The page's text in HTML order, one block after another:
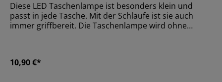
Diese LED Taschenlampe ist besonders klein und
passt in jede Tasche. Mit der Schlaufe ist sie auch
immer griffbereit. Die Taschenlampe wird ohne
10,90 €*